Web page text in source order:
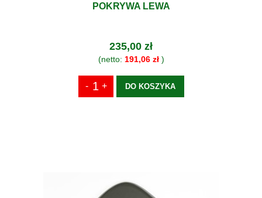
POKRYWA LEWA
235,00 zł
(netto: 191,06 zł)
DO KOSZYKA